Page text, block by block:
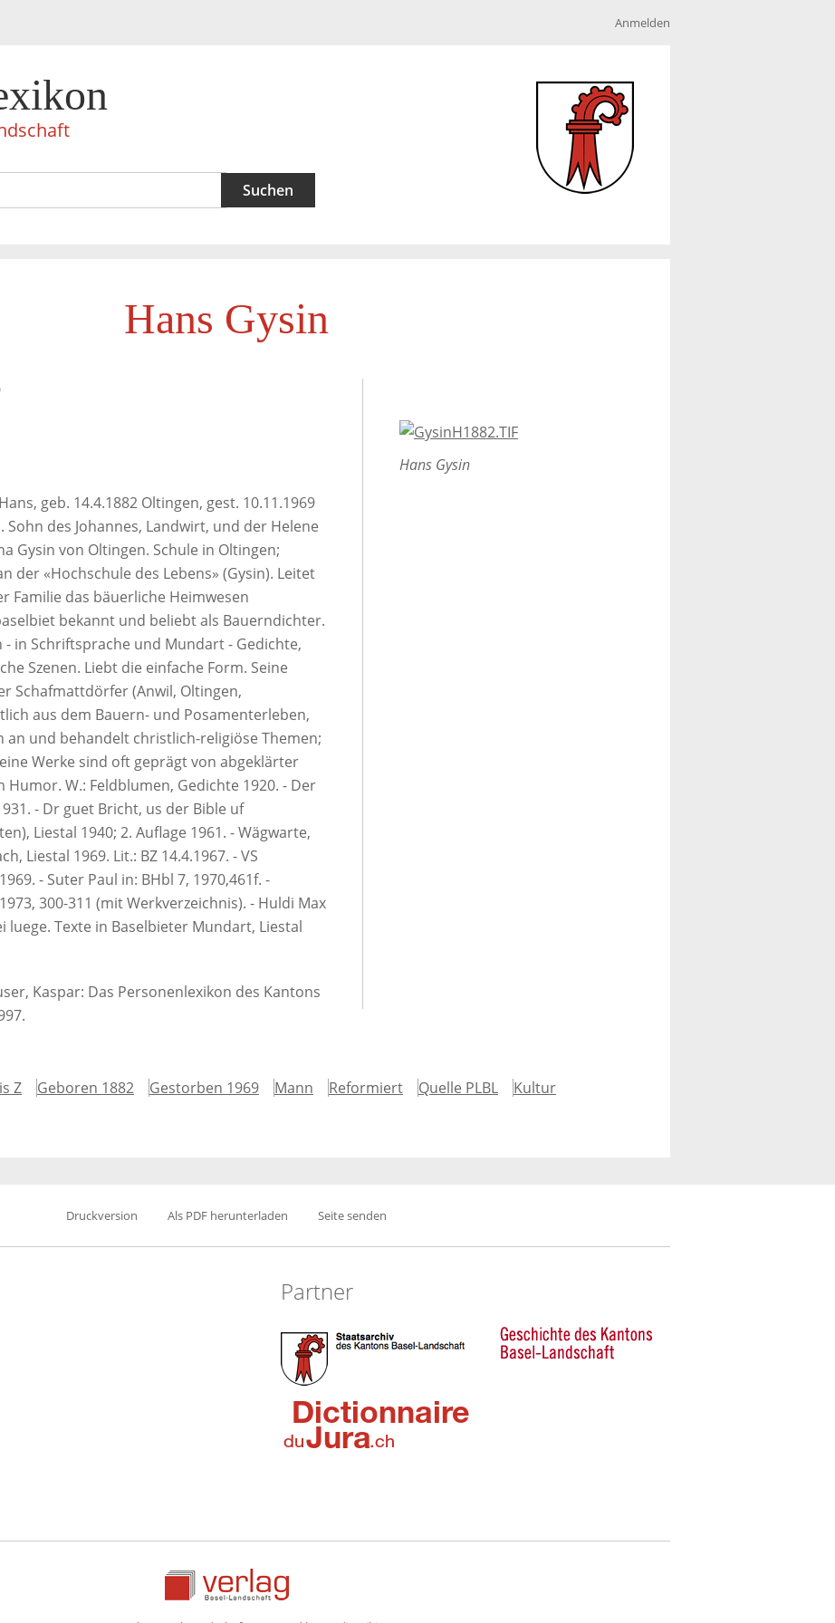
Anmelden
Hans Gysin
Hans Gysin
geb. 14.4.1882 Oltingen, gest. 10.11.1969
des Johannes, Landwirt, und der Helene
Gysin von Oltingen. Schule in Oltingen;
der «Hochschule des Lebens» (Gysin). Leitet
Familie das bäuerliche Heimwesen
bekannt und beliebt als Bauerndichter.
- in Schriftsprache und Mundart - Gedichte,
Szenen. Liebt die einfache Form. Seine
Schafmattdörfer (Anwil, Oltingen,
aus dem Bauern- und Posamenterleben,
und behandelt christlich-religiöse Themen;
Werke sind oft geprägt von abgeklärter
W.: Feldblumen, Gedichte 1920. - Der
- Dr guet Bricht, us der Bible uf
Liestal 1940; 2. Auflage 1961. - Wägwarte,
Liestal 1969. Lit.: BZ 14.4.1967. - VS
- Suter Paul in: BHbl 7, 1970,461f. -
300-311 (mit Werkverzeichnis). - Huldi Max
luege. Texte in Baselbieter Mundart, Liestal
Kaspar: Das Personenlexikon des Kantons
Z Geboren 1882 Gestorben 1969 Mann Reformiert Quelle PLBL Kultur
Druckversion Als PDF herunterladen Seite senden
Partner